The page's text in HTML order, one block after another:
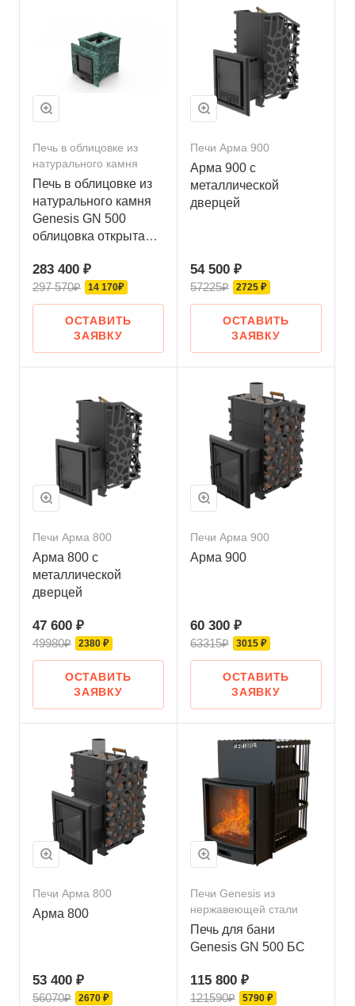
Печь в облицовке из
натурального камня
Печь в облицовке из
натурального камня
Genesis GN 500
облицовка открытая
283 400 ₽
297 570₽ 14 170₽
ОСТАВИТЬ
ЗАЯВКУ
Печи Арма 900
Арма 900 с
металлической
дверцей
54 500 ₽
57225₽ 2725 ₽
ОСТАВИТЬ
ЗАЯВКУ
Печи Арма 800
Арма 800 с
металлической
дверцей
47 600 ₽
49980₽ 2380 ₽
ОСТАВИТЬ
ЗАЯВКУ
Печи Арма 900
Арма 900
60 300 ₽
63315₽ 3015 ₽
ОСТАВИТЬ
ЗАЯВКУ
Печи Арма 800
Арма 800
53 400 ₽
56070₽ 2670 ₽
Печи Genesis из
нержавеющей стали
Печь для бани
Genesis GN 500 БС
115 800 ₽
121590₽ 5790 ₽